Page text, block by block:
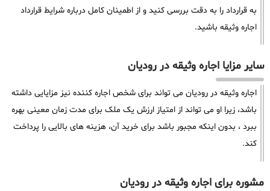
به قرارداد را به دقت بررسی کنید و از اطمینان کامل درباره شرایط قرارداد
اجاره وثیقه باشید.
سایر مزایا اجاره وثیقه در رودیان
اجاره وثیقه در رودیان می تواند برای شخص اجاره کننده نیز مزایایی داشته
باشد، زیرا او می تواند از امتیاز ارزش یک ملک برای مدت زمان معینی بهره
ببرد ، بدون اینکه مجبور باشد برای خرید آن، هزینه های بالایی را پرداخت
کند.
مشوره برای اجاره وثیقه در رودیان